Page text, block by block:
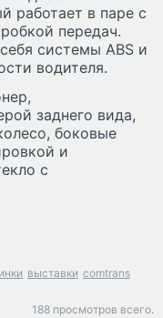
работает в паре с
передач.
системы ABS и
водителя.
заднего вида,
боковые
и
с
выставки comtrans
188 просмотров всего.